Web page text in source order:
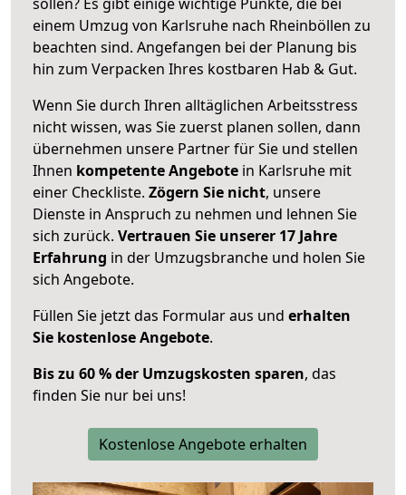
einem Umzug von Karlsruhe nach Rheinböllen zu
beachten sind. Angefangen bei der Planung bis
hin zum Verpacken Ihres kostbaren Hab & Gut.
Wenn Sie durch Ihren alltäglichen Arbeitsstress
nicht wissen, was Sie zuerst planen sollen, dann
übernehmen unsere Partner für Sie und stellen
Ihnen kompetente Angebote in Karlsruhe mit
einer Checkliste. Zögern Sie nicht, unsere
Dienste in Anspruch zu nehmen und lehnen Sie
sich zurück. Vertrauen Sie unserer 17 Jahre
Erfahrung in der Umzugsbranche und holen Sie
sich Angebote.
Füllen Sie jetzt das Formular aus und erhalten
Sie kostenlose Angebote.
Bis zu 60 % der Umzugskosten sparen, das
finden Sie nur bei uns!
Kostenlose Angebote erhalten